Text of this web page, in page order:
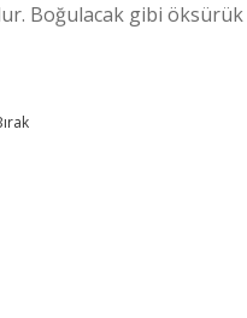
Boğulacak gibi